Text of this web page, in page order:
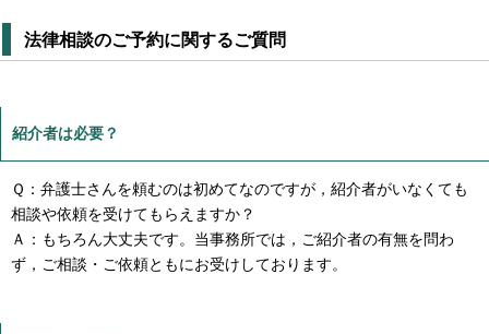
法律相談のご予約に関するご質問
紹介者は必要？
Ｑ：弁護士さんを頼むのは初めてなのですが，紹介者がいなくても
相談や依頼を受けてもらえますか？
Ａ：もちろん大丈夫です。当事務所では，ご紹介者の有無を問わ
ず，ご相談・ご依頼ともにお受けしております。